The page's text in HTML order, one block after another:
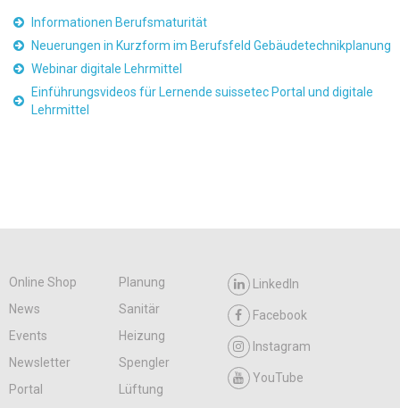
Informationen Berufsmaturität
Neuerungen in Kurzform im Berufsfeld Gebäudetechnikplanung
Webinar digitale Lehrmittel
Einführungsvideos für Lernende suissetec Portal und digitale
Lehrmittel
Online Shop
Planung
News
Sanitär
Events
Heizung
Newsletter
Spengler
Portal
Lüftung
LinkedIn
Facebook
Instagram
YouTube